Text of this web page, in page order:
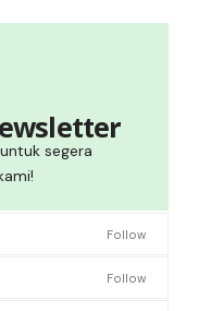
segera
Follow
Follow